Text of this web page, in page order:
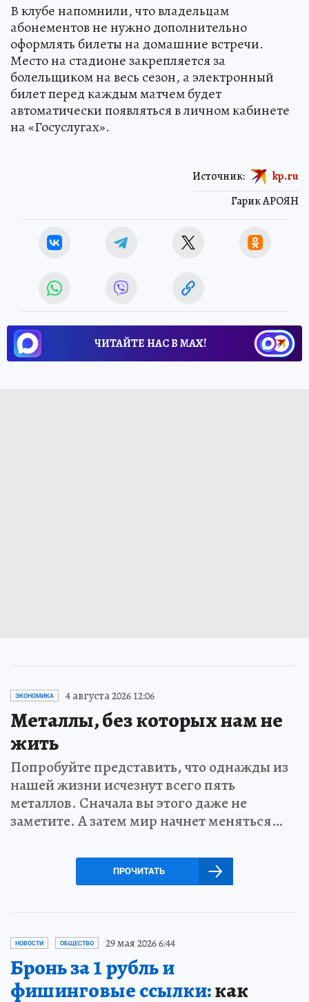
В клубе напомнили, что владельцам
абонементов не нужно дополнительно
оформлять билеты на домашние встречи.
Место на стадионе закрепляется за
болельщиком на весь сезон, а электронный
билет перед каждым матчем будет
автоматически появляться в личном кабинете
на «Госуслугах».
Гарик АРОЯН
Источник: kp.ru
ЧИТАЙТЕ НАС В МАХ!
ЭКОНОМИКА 4 августа 2026 12:06
Металлы, без которых нам не
жить
Попробуйте представить, что однажды из
нашей жизни исчезнут всего пять
металлов. Сначала вы этого даже не
заметите. А затем мир начнет меняться…
ПРОЧИТАТЬ
НОВОСТИ ОБЩЕСТВО 29 мая 2026 6:44
Бронь за 1 рубль и
фишинговые ссылки:как